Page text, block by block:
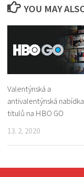
YOU MAY
Valentýnská a
antivalentýnská nabídka
titulů na HBO GO
13. 2. 2020